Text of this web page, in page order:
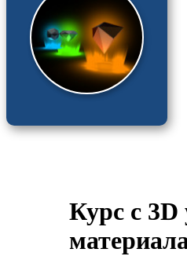
Курс с